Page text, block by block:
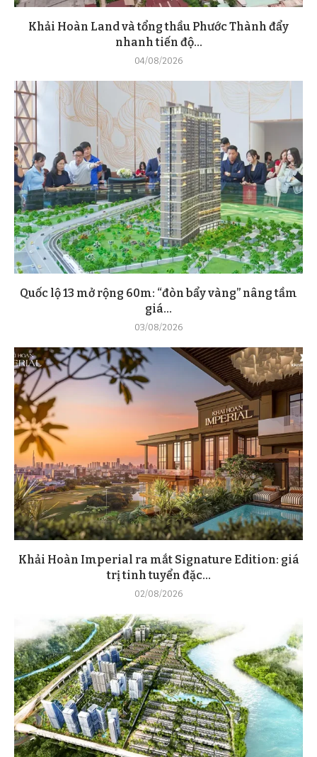
Khải Hoàn Land và tổng thầu Phước Thành đẩy
nhanh tiến độ...
04/08/2026
Quốc lộ 13 mở rộng 60m: “đòn bẩy vàng” nâng tầm
giá...
03/08/2026
Khải Hoàn Imperial ra mắt Signature Edition: giá
trị tinh tuyển đặc...
02/08/2026